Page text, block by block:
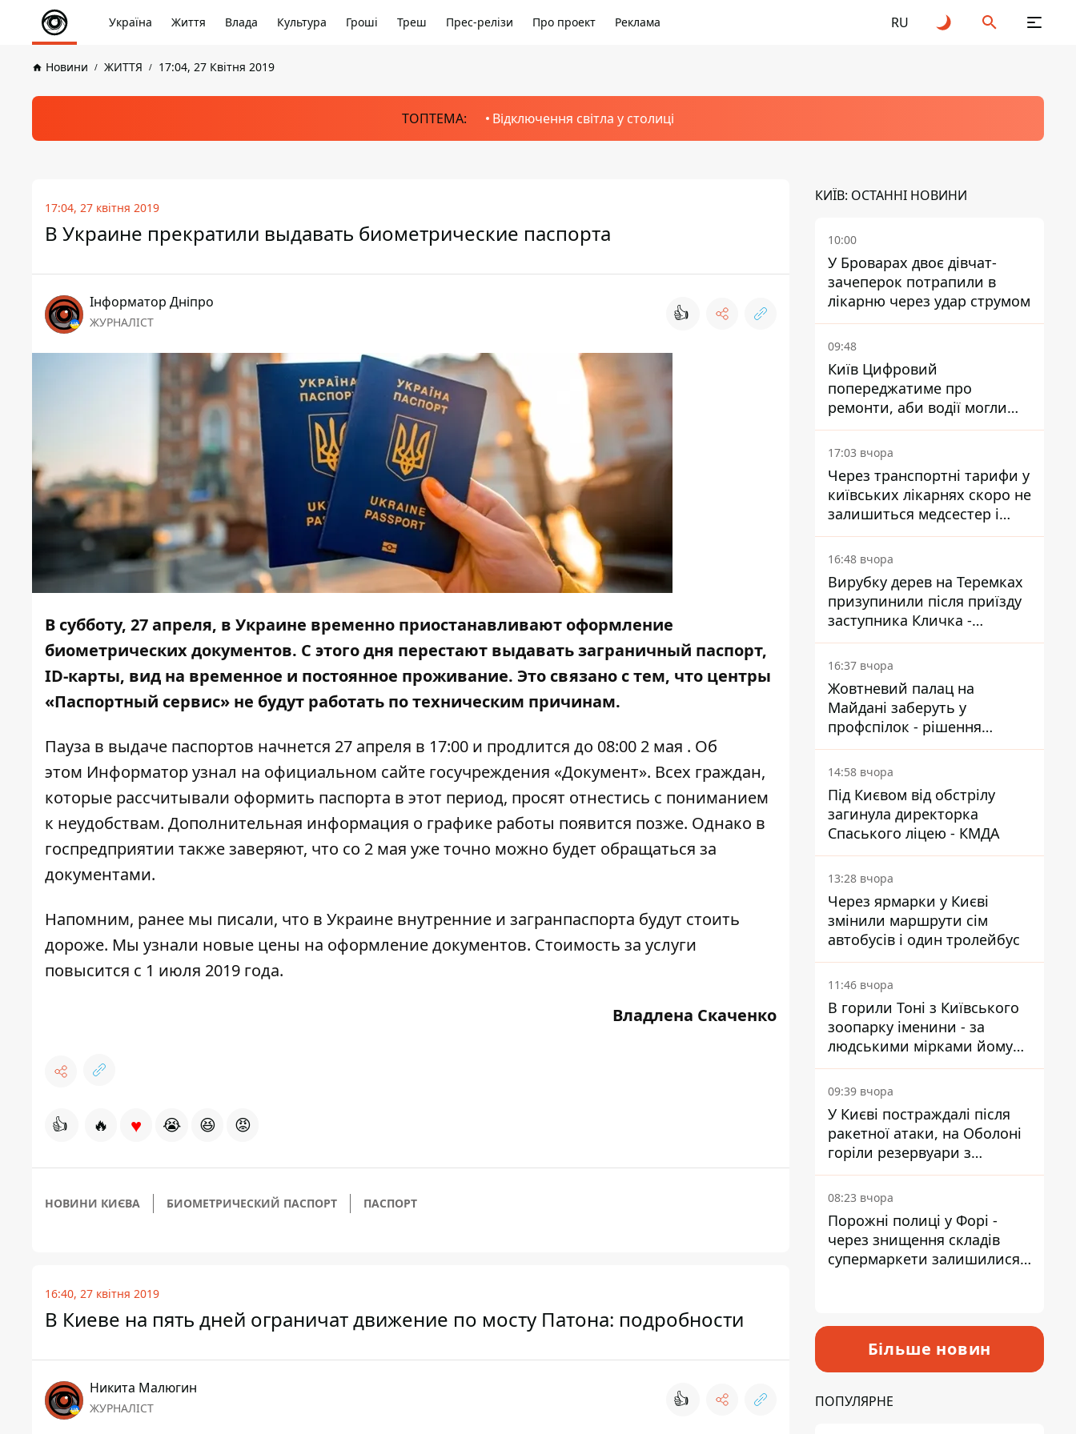
Україна Життя Влада Культура Гроші Треш Прес-релізи Про проект Реклама RU
Новини ЖИТТЯ 17:04, 27 Квітня 2019
ТОПТЕМА: Відключення світла у столиці
17:04, 27 квітня 2019
В Украине прекратили выдавать биометрические паспорта
Інформатор Дніпро
ЖУРНАЛІСТ 👍
В субботу, 27 апреля, в Украине временно приостанавливают оформление
биометрических документов. С этого дня перестают выдаватьзаграничный паспорт,
ID-карты, вид на временное и постоянное проживание. Это связано с тем, что центры
«Паспортный сервис» не будут работать по техническим причинам.
Пауза в выдаче паспортов начнется 27 апреля в 17:00 и продлится до 08:00 2 мая . Об
этом Информаторузнал на официальном сайте госучреждения «Документ». Всех граждан,
которые рассчитывали оформить паспорта в этот период, просят отнестись с пониманием
к неудобствам. Дополнительная информация о графике работы появится позже. Однако в
госпредприятии также заверяют, что со 2 мая уже точно можно будет обращаться за
документами.
Напомним, ранее мы писали, что в Украине внутренние и загранпаспорта будут стоить
дороже. Мы узнали новые цены на оформление документов. Стоимость за услуги
повысится с 1 июля 2019 года.
Владлена Скаченко
👍 🔥 ♥ 😭 😆 😡
НОВИНИ КИЄВА БИОМЕТРИЧЕСКИЙ ПАСПОРТ ПАСПОРТ
16:40, 27 квітня 2019
В Киеве на пять дней ограничат движение по мосту Патона: подробности
Никита Малюгин
ЖУРНАЛІСТ 👍
КИЇВ: ОСТАННІ НОВИНИ
10:00
У Броварах двоє дівчат-
зачеперок потрапили в
лікарню через удар струмом
09:48
Київ Цифровий
попереджатиме про
ремонти, аби водії могли
уникати ділянок із заторами
17:03 вчора
Через транспортні тарифи у
київських лікарнях скоро не
залишиться медсестер і
санітарок - професор
Голубовська
16:48 вчора
Вирубку дерев на Теремках
призупинили після приїзду
заступника Кличка -
почався діалог
16:37 вчора
Жовтневий палац на
Майдані заберуть у
профспілок - рішення
Господарського суду
14:58 вчора
Під Києвом від обстрілу
загинула директорка
Спаського ліцею - КМДА
13:28 вчора
Через ярмарки у Києві
змінили маршрути сім
автобусів і один тролейбус
11:46 вчора
В горили Тоні з Київського
зоопарку іменини - за
людськими мірками йому
вже понад 90 років
09:39 вчора
У Києві постраждалі після
ракетної атаки, на Оболоні
горіли резервуари з
паливом
08:23 вчора
Порожні полиці у Форі -
через знищення складів
супермаркети залишилися
Більше новин
ПОПУЛЯРНЕ